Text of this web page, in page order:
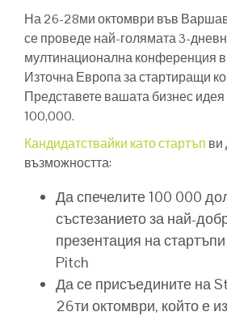
На 26-28ми октомври във
се проведе най-голямата 3-
мултинационална конференция
Източна Европа за стартиращи
Представете вашата бизнес идея
100,000.
Кандидатствайки като стартъп ви
възможността:
Да спечелите 100 000
състезанието за най-
презентация на
Pitch
Да се присъедините на
26ти октомври, който е